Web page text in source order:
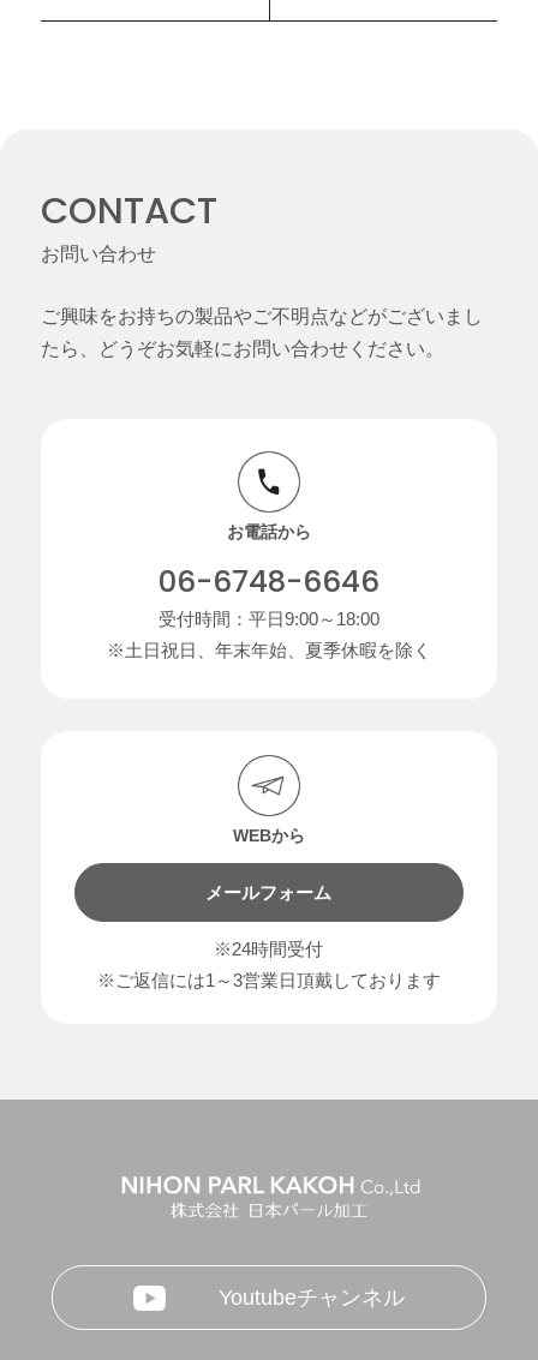
CONTACT
お問い合わせ
ご興味をお持ちの製品やご不明点などがございまし
たら、どうぞお気軽にお問い合わせください。
お電話から
06-6748-6646
受付時間：平日9:00～18:00
※土日祝日、年末年始、夏季休暇を除く
WEBから
メールフォーム
※24時間受付
※ご返信には1～3営業日頂戴しております
Youtubeチャンネル